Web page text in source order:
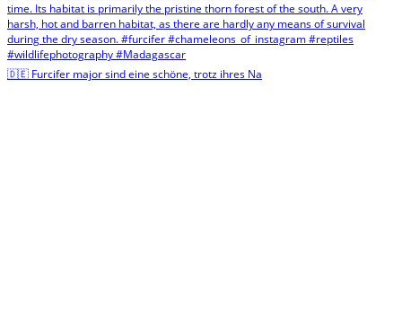
🇩🇪 Furcifer major sind eine schöne, trotz ihres Na